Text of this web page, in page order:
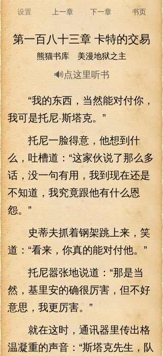
设置 上一章 下一章 书页
第一百八十三章 卡特的交易
熊猫书库 美漫地狱之主
🔊点这里听书
“我的东西，当然能对付你，
我可是托尼·斯塔克。”
托尼一脸得意，他想到什
么，吐槽道：“这家伙说了那么多
话，没一句有用，我到现在还是
不知道，我究竟跟他有什么恩
怨。”
史蒂夫抓着钢架跳上来，笑
道：“看来，你真的能对付他。”
托尼嚣张地说道：“那是当
然，基里安的确很厉害，但不好
意思，我更厉害。”
就在这时，通讯器里传出格
温凝重的声音：“斯塔克先生，队